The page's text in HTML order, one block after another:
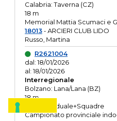
Calabria: Taverna (CZ)
18 m
Memorial Mattia Scumaci e
18013- ARCIERI CLUB LIDO
Russo, Martina
R2621004
dal: 18/01/2026
al: 18/01/2026
Interregionale
Bolzano: Lana/Lana (BZ)
18 m
O.R. Individuale+Squadre
Campionato provinciale